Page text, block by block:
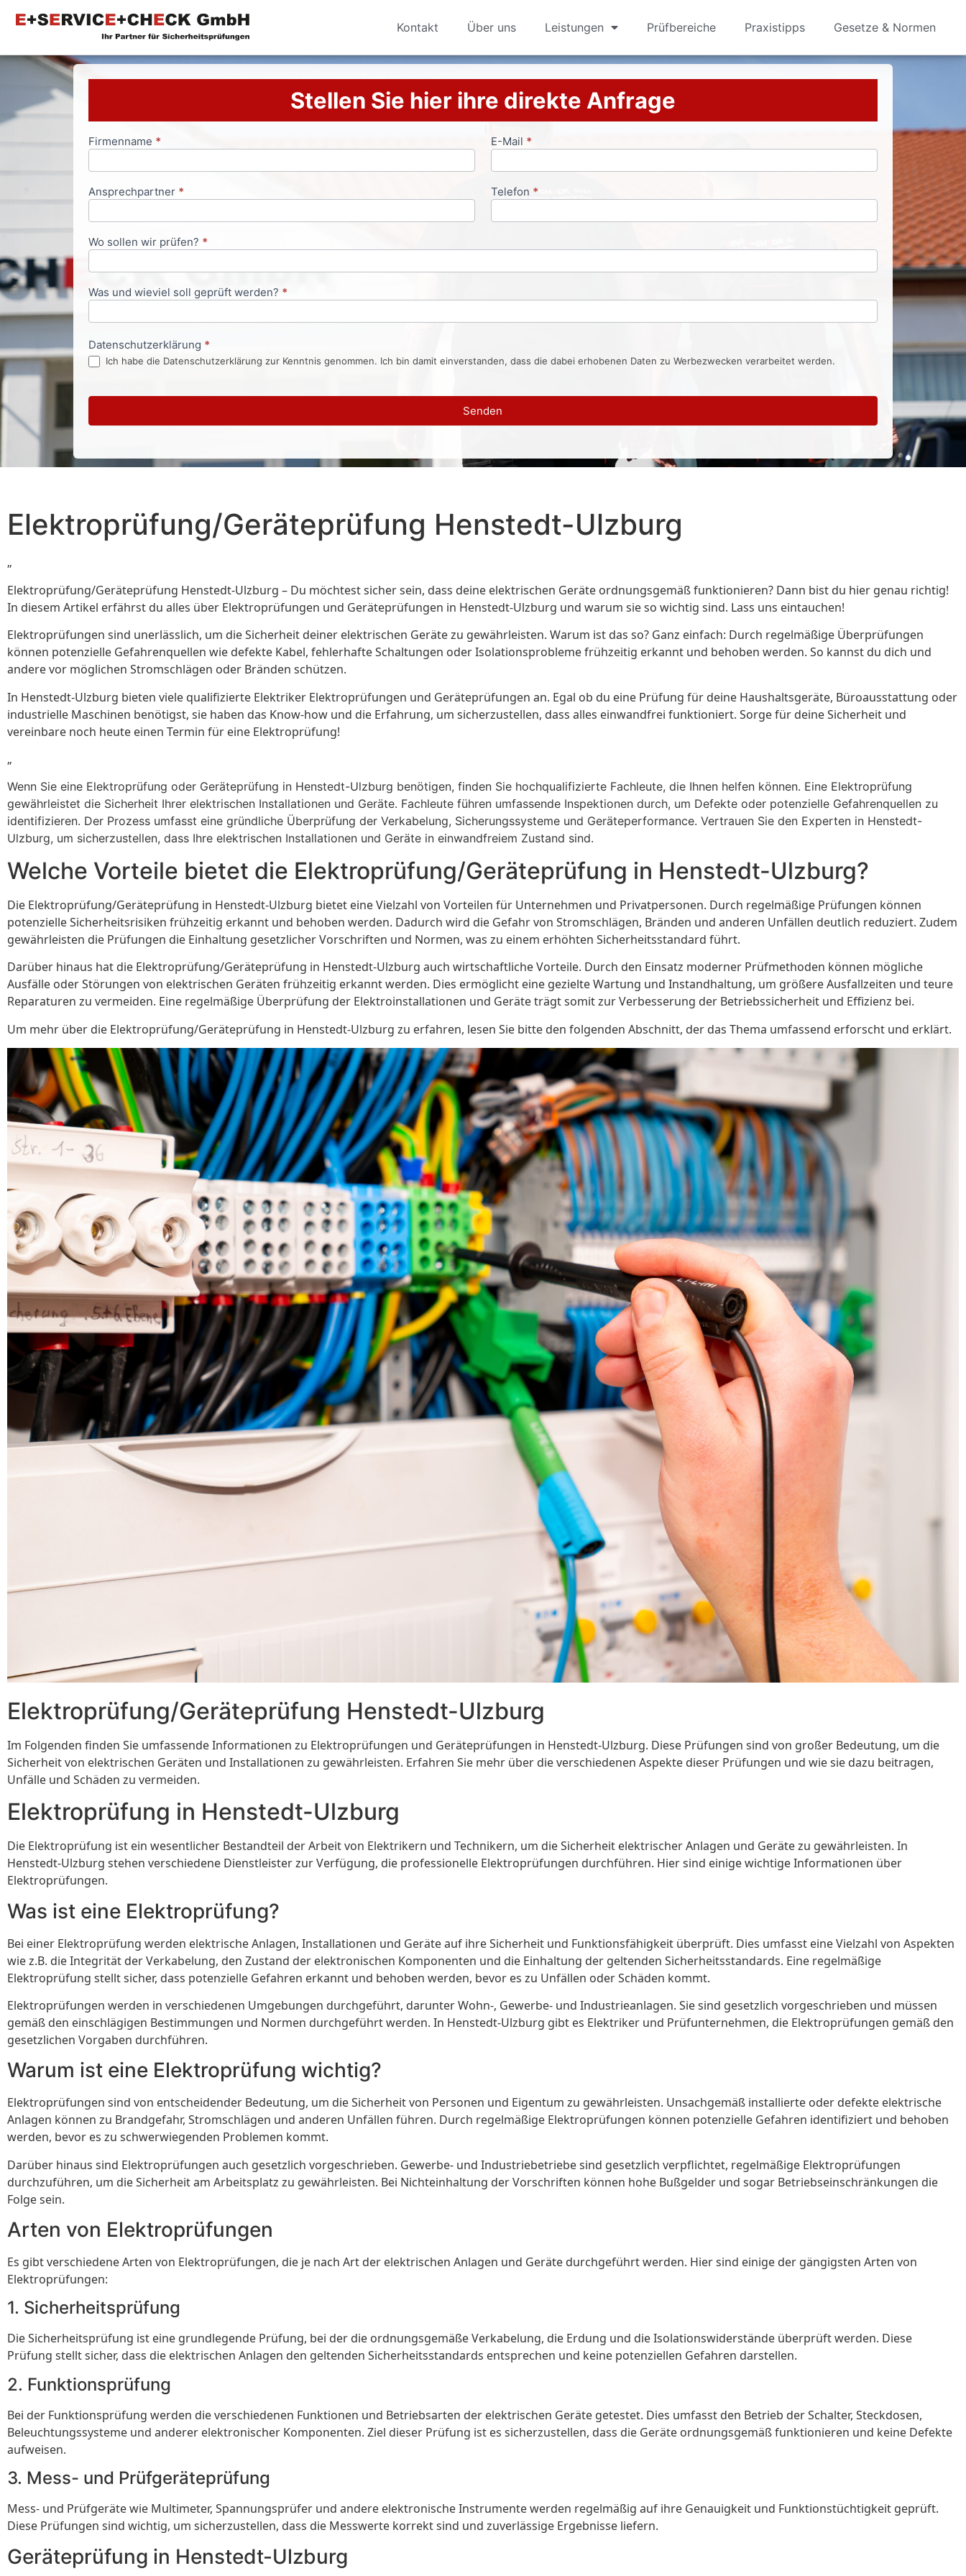
Kontakt Über uns Leistungen Prüfbereiche Praxistipps Gesetze & Normen
Stellen Sie hier ihre direkte Anfrage
Anfrageformular
Firmenname * E-Mail *
Ansprechpartner * Telefon *
Wo sollen wir prüfen? *
Was und wieviel soll geprüft werden? *
Datenschutzerklärung *
Ich habe die Datenschutzerklärung zur Kenntnis genommen. Ich bin damit einverstanden, dass die dabei erhobenen Daten zu Werbezwecken verarbeitet werden.
Senden
Elektroprüfung/Geräteprüfung Henstedt-Ulzburg⁠
„
Elektroprüfung/Geräteprüfung Henstedt-Ulzburg⁠ – Du möchtest sicher sein, dass deine elektrischen Geräte ordnungsgemäß funktionieren? Dann bist du hier genau richtig!
In diesem Artikel erfährst du alles über Elektroprüfungen und Geräteprüfungen in Henstedt-Ulzburg und warum sie so wichtig sind. Lass uns eintauchen!
Elektroprüfungen sind unerlässlich, um die Sicherheit deiner elektrischen Geräte zu gewährleisten. Warum ist das so? Ganz einfach: Durch regelmäßige Überprüfungen
können potenzielle Gefahrenquellen wie defekte Kabel, fehlerhafte Schaltungen oder Isolationsprobleme frühzeitig erkannt und behoben werden. So kannst du dich und
andere vor möglichen Stromschlägen oder Bränden schützen.
In Henstedt-Ulzburg bieten viele qualifizierte Elektriker Elektroprüfungen und Geräteprüfungen an. Egal ob du eine Prüfung für deine Haushaltsgeräte, Büroausstattung oder
industrielle Maschinen benötigst, sie haben das Know-how und die Erfahrung, um sicherzustellen, dass alles einwandfrei funktioniert. Sorge für deine Sicherheit und
vereinbare noch heute einen Termin für eine Elektroprüfung!
„
Wenn Sie eine Elektroprüfung oder Geräteprüfung in Henstedt-Ulzburg benötigen, finden Sie hochqualifizierte Fachleute, die Ihnen helfen können. Eine Elektroprüfung
gewährleistet die Sicherheit Ihrer elektrischen Installationen und Geräte. Fachleute führen umfassende Inspektionen durch, um Defekte oder potenzielle Gefahrenquellen zu
identifizieren. Der Prozess umfasst eine gründliche Überprüfung der Verkabelung, Sicherungssysteme und Geräteperformance. Vertrauen Sie den Experten in Henstedt-
Ulzburg, um sicherzustellen, dass Ihre elektrischen Installationen und Geräte in einwandfreiem Zustand sind.
Welche Vorteile bietet die Elektroprüfung/Geräteprüfung in Henstedt-Ulzburg?
Die Elektroprüfung/Geräteprüfung in Henstedt-Ulzburg bietet eine Vielzahl von Vorteilen für Unternehmen und Privatpersonen. Durch regelmäßige Prüfungen können
potenzielle Sicherheitsrisiken frühzeitig erkannt und behoben werden. Dadurch wird die Gefahr von Stromschlägen, Bränden und anderen Unfällen deutlich reduziert. Zudem
gewährleisten die Prüfungen die Einhaltung gesetzlicher Vorschriften und Normen, was zu einem erhöhten Sicherheitsstandard führt.
Darüber hinaus hat die Elektroprüfung/Geräteprüfung in Henstedt-Ulzburg auch wirtschaftliche Vorteile. Durch den Einsatz moderner Prüfmethoden können mögliche
Ausfälle oder Störungen von elektrischen Geräten frühzeitig erkannt werden. Dies ermöglicht eine gezielte Wartung und Instandhaltung, um größere Ausfallzeiten und teure
Reparaturen zu vermeiden. Eine regelmäßige Überprüfung der Elektroinstallationen und Geräte trägt somit zur Verbesserung der Betriebssicherheit und Effizienz bei.
Um mehr über die Elektroprüfung/Geräteprüfung in Henstedt-Ulzburg zu erfahren, lesen Sie bitte den folgenden Abschnitt, der das Thema umfassend erforscht und erklärt.
Elektroprüfung/Geräteprüfung Henstedt-Ulzburg⁠
Im Folgenden finden Sie umfassende Informationen zu Elektroprüfungen und Geräteprüfungen in Henstedt-Ulzburg. Diese Prüfungen sind von großer Bedeutung, um die
Sicherheit von elektrischen Geräten und Installationen zu gewährleisten. Erfahren Sie mehr über die verschiedenen Aspekte dieser Prüfungen und wie sie dazu beitragen,
Unfälle und Schäden zu vermeiden.
Elektroprüfung in Henstedt-Ulzburg
Die Elektroprüfung ist ein wesentlicher Bestandteil der Arbeit von Elektrikern und Technikern, um die Sicherheit elektrischer Anlagen und Geräte zu gewährleisten. In
Henstedt-Ulzburg stehen verschiedene Dienstleister zur Verfügung, die professionelle Elektroprüfungen durchführen. Hier sind einige wichtige Informationen über
Elektroprüfungen.
Was ist eine Elektroprüfung?
Bei einer Elektroprüfung werden elektrische Anlagen, Installationen und Geräte auf ihre Sicherheit und Funktionsfähigkeit überprüft. Dies umfasst eine Vielzahl von Aspekten
wie z.B. die Integrität der Verkabelung, den Zustand der elektronischen Komponenten und die Einhaltung der geltenden Sicherheitsstandards. Eine regelmäßige
Elektroprüfung stellt sicher, dass potenzielle Gefahren erkannt und behoben werden, bevor es zu Unfällen oder Schäden kommt.
Elektroprüfungen werden in verschiedenen Umgebungen durchgeführt, darunter Wohn-, Gewerbe- und Industrieanlagen. Sie sind gesetzlich vorgeschrieben und müssen
gemäß den einschlägigen Bestimmungen und Normen durchgeführt werden. In Henstedt-Ulzburg gibt es Elektriker und Prüfunternehmen, die Elektroprüfungen gemäß den
gesetzlichen Vorgaben durchführen.
Warum ist eine Elektroprüfung wichtig?
Elektroprüfungen sind von entscheidender Bedeutung, um die Sicherheit von Personen und Eigentum zu gewährleisten. Unsachgemäß installierte oder defekte elektrische
Anlagen können zu Brandgefahr, Stromschlägen und anderen Unfällen führen. Durch regelmäßige Elektroprüfungen können potenzielle Gefahren identifiziert und behoben
werden, bevor es zu schwerwiegenden Problemen kommt.
Darüber hinaus sind Elektroprüfungen auch gesetzlich vorgeschrieben. Gewerbe- und Industriebetriebe sind gesetzlich verpflichtet, regelmäßige Elektroprüfungen
durchzuführen, um die Sicherheit am Arbeitsplatz zu gewährleisten. Bei Nichteinhaltung der Vorschriften können hohe Bußgelder und sogar Betriebseinschränkungen die
Folge sein.
Arten von Elektroprüfungen
Es gibt verschiedene Arten von Elektroprüfungen, die je nach Art der elektrischen Anlagen und Geräte durchgeführt werden. Hier sind einige der gängigsten Arten von
Elektroprüfungen:
1. Sicherheitsprüfung
Die Sicherheitsprüfung ist eine grundlegende Prüfung, bei der die ordnungsgemäße Verkabelung, die Erdung und die Isolationswiderstände überprüft werden. Diese
Prüfung stellt sicher, dass die elektrischen Anlagen den geltenden Sicherheitsstandards entsprechen und keine potenziellen Gefahren darstellen.
2. Funktionsprüfung
Bei der Funktionsprüfung werden die verschiedenen Funktionen und Betriebsarten der elektrischen Geräte getestet. Dies umfasst den Betrieb der Schalter, Steckdosen,
Beleuchtungssysteme und anderer elektronischer Komponenten. Ziel dieser Prüfung ist es sicherzustellen, dass die Geräte ordnungsgemäß funktionieren und keine Defekte
aufweisen.
3. Mess- und Prüfgeräteprüfung
Mess- und Prüfgeräte wie Multimeter, Spannungsprüfer und andere elektronische Instrumente werden regelmäßig auf ihre Genauigkeit und Funktionstüchtigkeit geprüft.
Diese Prüfungen sind wichtig, um sicherzustellen, dass die Messwerte korrekt sind und zuverlässige Ergebnisse liefern.
Geräteprüfung in Henstedt-Ulzburg